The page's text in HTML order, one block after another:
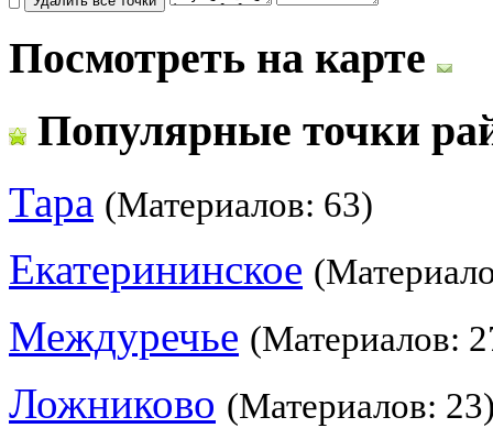
Посмотреть на карте
Популярные точки
Тара (Материалов: 63)
Екатерининское
Междуречье (Материалов:
Ложниково (Материалов: